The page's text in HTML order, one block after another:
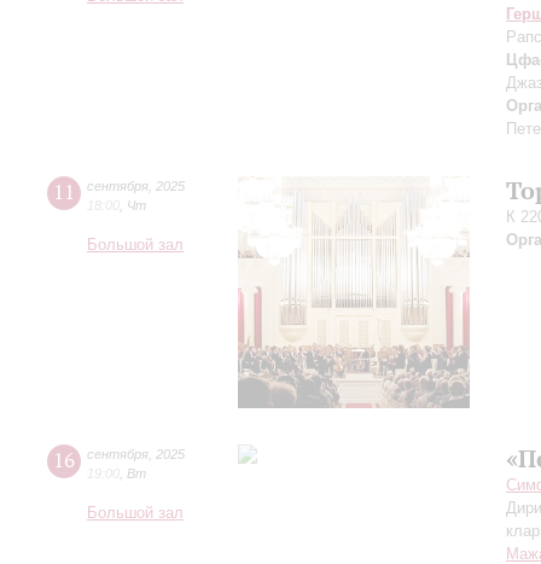
11 сентября 2025
18:00 Чт
Большой зал
К
16 сентября 2025
19:00 Вт
Большой зал